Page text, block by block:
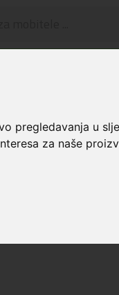
pregledavanja u
za naše